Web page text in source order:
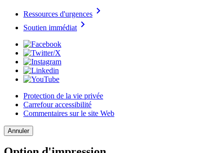
Ressources d'urgences chevron_right
Soutien immédiat chevron_right
Protection de la vie privée
Carrefour accessibilité
Commentaires sur le site Web
Annuler